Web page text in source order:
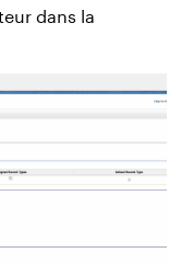
dans la